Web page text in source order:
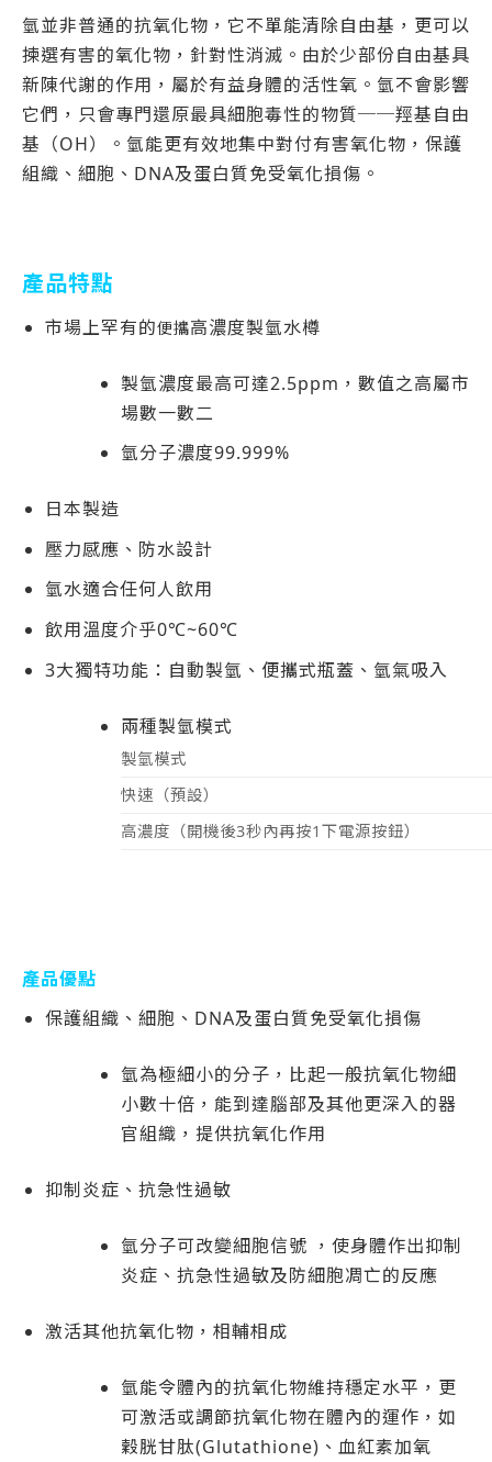
氫並非普通的抗氧化物，它不單能清除自由基，更可以
揀選有害的氧化物，針對性消滅。由於少部份自由基具
新陳代謝的作用，屬於有益身體的活性氧。氫不會影響
它們，只會專門還原最具細胞毒性的物質──羥基自由
基（OH）。氫能更有效地集中對付有害氧化物，保護
組織、細胞、DNA及蛋白質免受氧化損傷。
產品特點
市場上罕有的便攜高濃度製氫水樽
製氫濃度最高可達2.5ppm，數值之高屬市
場數一數二
氫分子濃度99.999%
日本製造
壓力感應、防水設計
氫水適合任何人飲用
飲用溫度介乎0℃~60℃
3大獨特功能：自動製氫、便攜式瓶蓋、氫氣吸入
兩種製氫模式
製氫模式
快速（預設）
高濃度（開機後3秒內再按1下電源按鈕）
產品優點
保護組織、細胞、DNA及蛋白質免受氧化損傷
氫為極細小的分子，比起一般抗氧化物細
小數十倍，能到達腦部及其他更深入的器
官組織，提供抗氧化作用
抑制炎症、抗急性過敏
氫分子可改變細胞信號 ，使身體作出抑制
炎症、抗急性過敏及防細胞凋亡的反應
激活其他抗氧化物，相輔相成
氫能令體內的抗氧化物維持穩定水平，更
可激活或調節抗氧化物在體內的運作，如
穀胱甘肽(Glutathione)、血紅素加氧